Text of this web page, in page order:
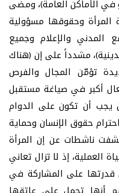
في الأماكن العامة)، ومضى
المرأة وحقوقها مسؤولية
المدني والإعلام وجميع
مشدداً على إن (هناك
تؤمّن المجال والفرص
أكبر في صياغة مستقبل
يجب أن تكون على الدوام
حقوق الإنسان وحماية
ناشطات عن إن المرأة
العملية، إذ لا تزال تعاني
قدرتها على المشاركة في